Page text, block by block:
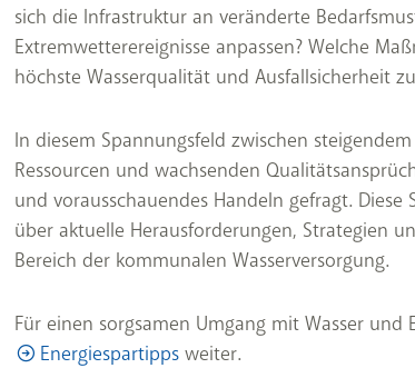
sich die Infrastruktur an veränderte
Extremwetterereignisse anpassen? Welche
höchste Wasserqualität und Ausfallsicherheit
In diesem Spannungsfeld zwischen
Ressourcen und wachsenden
und vorausschauendes Handeln gefragt.
über aktuelle Herausforderungen, Strategien
Bereich der kommunalen Wasserversorgung.
Für einen sorgsamen Umgang mit Wasser und
Energiespartippsweiter.